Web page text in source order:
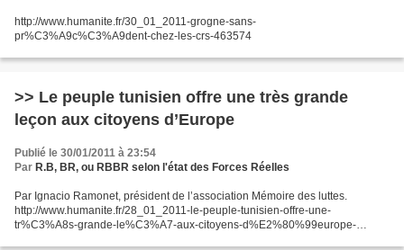
http://www.humanite.fr/30_01_2011-grogne-sans-
pr%C3%A9c%C3%A9dent-chez-les-crs-463574
>> Le peuple tunisien offre une très grande
leçon aux citoyens d’Europe
Publié le 30/01/2011 à 23:54
Par R.B, BR, ou RBBR selon l'état des Forces Réelles
Par Ignacio Ramonet, président de l’association Mémoire des luttes.
http://www.humanite.fr/28_01_2011-le-peuple-tunisien-offre-une-
tr%C3%A8s-grande-le%C3%A7-aux-citoyens-d%E2%80%99europe-